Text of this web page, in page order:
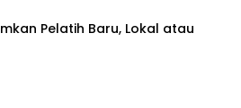
Pelatih Baru, Lokal atau